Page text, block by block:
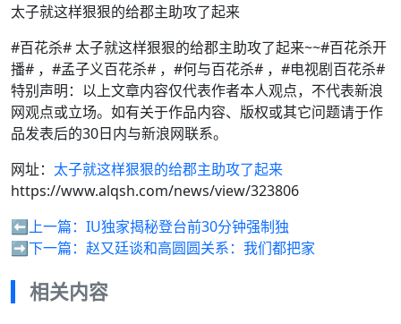
太子就这样狠狠的给郡主助攻了起来
#百花杀# 太子就这样狠狠的给郡主助攻了起来~~#百花杀开
播# ，#孟子义百花杀# ，#何与百花杀# ，#电视剧百花杀#
特别声明：以上文章内容仅代表作者本人观点，不代表新浪
网观点或立场。如有关于作品内容、版权或其它问题请于作
品发表后的30日内与新浪网联系。
网址： 太子就这样狠狠的给郡主助攻了起来
https://www.alqsh.com/news/view/323806
⬅️上一篇： IU独家揭秘登台前30分钟强制独
➡️下一篇： 赵又廷谈和高圆圆关系：我们都把家
相关内容